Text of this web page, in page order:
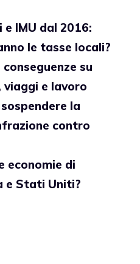
IMU dal 2016:
le tasse locali?
su
viaggi e lavoro
sospendere la
contro
economie di
e Stati Uniti?